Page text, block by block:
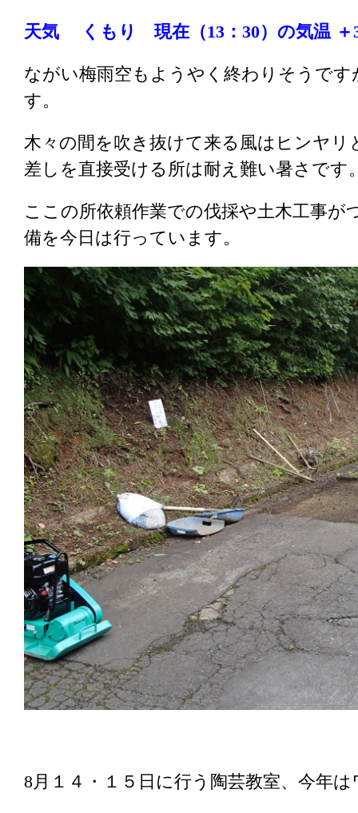
天気 くもり 現在（13 ：30）の気温 ＋
ながい梅雨空もようやく終わりそうで
す。
木々の間を吹き抜けて来る風はヒンヤ
差しを直接受ける所は耐え難い暑さです
ここの所依頼作業での伐採や土木工事が
備を今日は行っています。
8月１４・１５日に行う陶芸教室、今年